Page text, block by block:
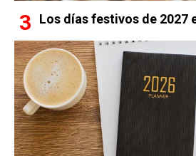
Los días festivos de 2027